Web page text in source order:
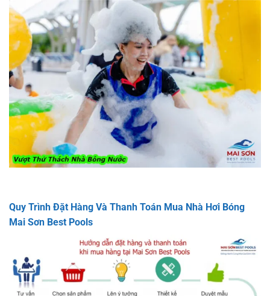
Quy Trình Đặt Hàng Và Thanh Toán Mua Nhà Hơi Bóng
Mai Sơn Best Pools